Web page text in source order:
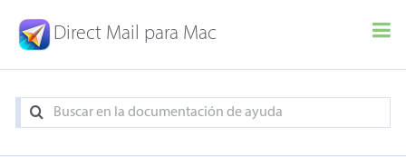
Direct Mail para Mac